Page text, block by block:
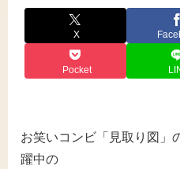
X
Pocket
お笑いコンビ「見取り図」
躍中の